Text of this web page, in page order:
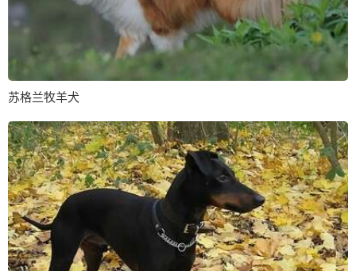
苏格兰牧羊犬